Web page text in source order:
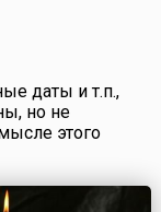
даты и т.п.,
но не
этого